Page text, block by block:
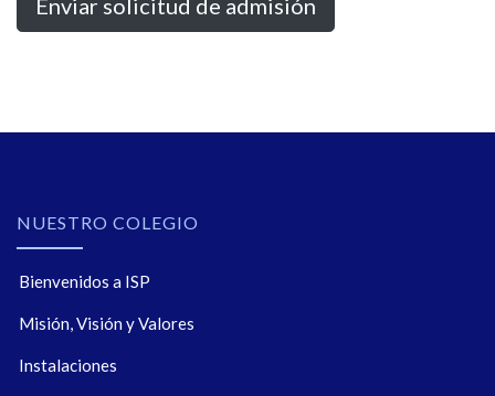
NUESTRO COLEGIO
Bienvenidos a ISP
Misión, Visión y Valores
Instalaciones